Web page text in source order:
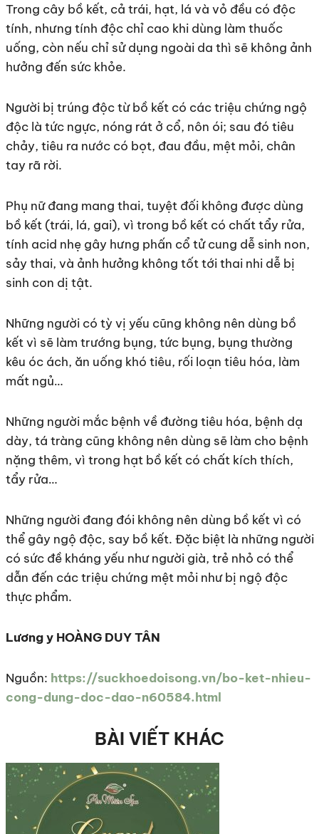
Trong cây bồ kết, cả trái, hạt, lá và vỏ đều có độc
tính, nhưng tính độc chỉ cao khi dùng làm thuốc
uống, còn nếu chỉ sử dụng ngoài da thì sẽ không ảnh
hưởng đến sức khỏe.
Người bị trúng độc từ bồ kết có các triệu chứng ngộ
độc là tức ngực, nóng rát ở cổ, nôn ói; sau đó tiêu
chảy, tiêu ra nước có bọt, đau đầu, mệt mỏi, chân
tay rã rời.
Phụ nữ đang mang thai, tuyệt đối không được dùng
bồ kết (trái, lá, gai), vì trong bồ kết có chất tẩy rửa,
tính acid nhẹ gây hưng phấn cổ tử cung dễ sinh non,
sảy thai, và ảnh hưởng không tốt tới thai nhi dễ bị
sinh con dị tật.
Những người có tỳ vị yếu cũng không nên dùng bồ
kết vì sẽ làm trướng bụng, tức bụng, bụng thường
kêu óc ách, ăn uống khó tiêu, rối loạn tiêu hóa, làm
mất ngủ…
Những người mắc bệnh về đường tiêu hóa, bệnh dạ
dày, tá tràng cũng không nên dùng sẽ làm cho bệnh
nặng thêm, vì trong hạt bồ kết có chất kích thích,
tẩy rửa…
Những người đang đói không nên dùng bồ kết vì có
thể gây ngộ độc, say bồ kết. Đặc biệt là những người
có sức đề kháng yếu như người già, trẻ nhỏ có thể
dẫn đến các triệu chứng mệt mỏi như bị ngộ độc
thực phẩm.
Lương y HOÀNG DUY TÂN
Nguồn: https://suckhoedoisong.vn/bo-ket-nhieu-
cong-dung-doc-dao-n60584.html
BÀI VIẾT KHÁC